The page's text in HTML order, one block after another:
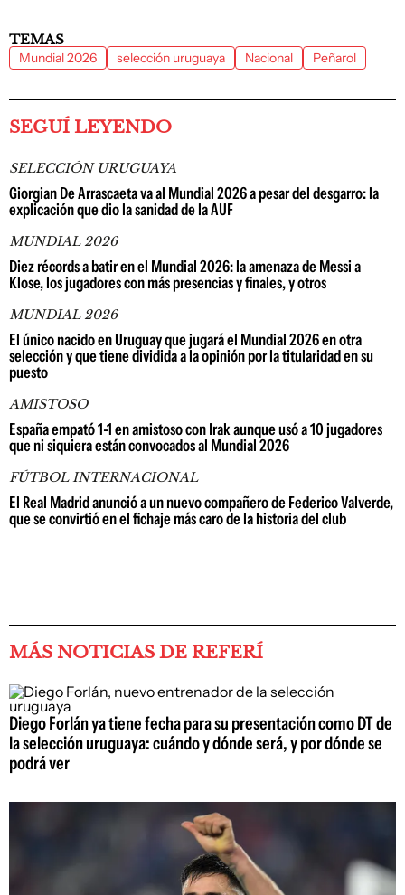
TEMAS
Mundial 2026 selección uruguaya Nacional Peñarol
SEGUÍ LEYENDO
SELECCIÓN URUGUAYA
Giorgian De Arrascaeta va al Mundial 2026 a pesar del desgarro: la
explicación que dio la sanidad de la AUF
MUNDIAL 2026
Diez récords a batir en el Mundial 2026: la amenaza de Messi a
Klose, los jugadores con más presencias y finales, y otros
MUNDIAL 2026
El único nacido en Uruguay que jugará el Mundial 2026 en otra
selección y que tiene dividida a la opinión por la titularidad en su
puesto
AMISTOSO
España empató 1-1 en amistoso con Irak aunque usó a 10 jugadores
que ni siquiera están convocados al Mundial 2026
FÚTBOL INTERNACIONAL
El Real Madrid anunció a un nuevo compañero de Federico Valverde,
que se convirtió en el fichaje más caro de la historia del club
MÁS NOTICIAS DE REFERÍ
Diego Forlán ya tiene fecha para su presentación como DT de
la selección uruguaya: cuándo y dónde será, y por dónde se
podrá ver